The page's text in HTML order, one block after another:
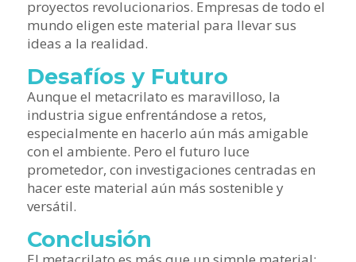
proyectos revolucionarios. Empresas de todo el
mundo eligen este material para llevar sus
ideas a la realidad.
Desafíos y Futuro
Aunque el metacrilato es maravilloso, la
industria sigue enfrentándose a retos,
especialmente en hacerlo aún más amigable
con el ambiente. Pero el futuro luce
prometedor, con investigaciones centradas en
hacer este material aún más sostenible y
versátil.
Conclusión